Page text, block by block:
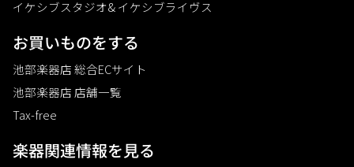
イケシブスタジオ& イケシブライヴス
お買いものをする
池部楽器店 総合ECサイト
池部楽器店 店舗一覧
Tax-free
楽器関連情報を見る